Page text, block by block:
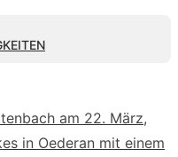
am 22. März,
in Oederan mit einem